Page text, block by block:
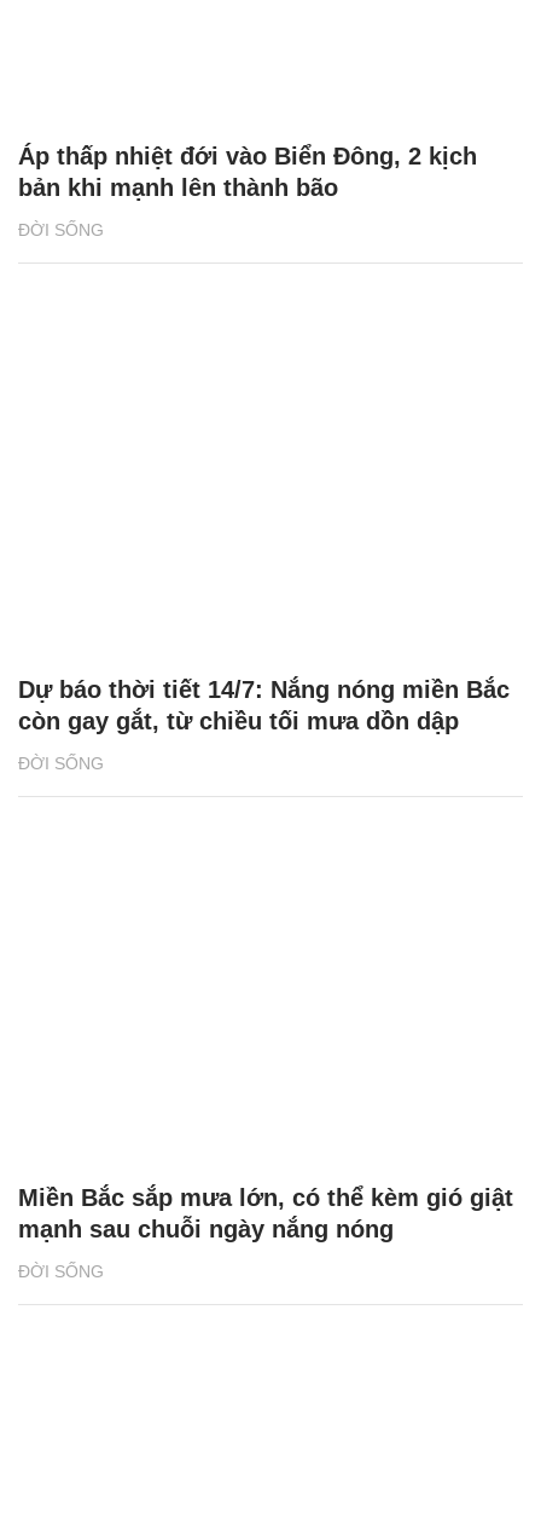
ĐỜI SỐNG
Áp thấp nhiệt đới vào Biển Đông, 2 kịch
bản khi mạnh lên thành bão
ĐỜI SỐNG
Dự báo thời tiết 14/7: Nắng nóng miền Bắc
còn gay gắt, từ chiều tối mưa dồn dập
ĐỜI SỐNG
Miền Bắc sắp mưa lớn, có thể kèm gió giật
mạnh sau chuỗi ngày nắng nóng